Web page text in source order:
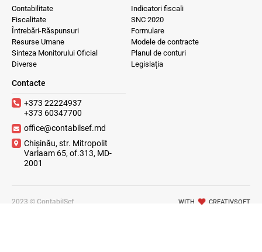
Contabilitate
Fiscalitate
Întrebări-Răspunsuri
Resurse Umane
Sinteza Monitorului Oficial
Diverse
Indicatori fiscali
SNC 2020
Formulare
Modele de contracte
Planul de conturi
Legislația
Contacte
+373 22224937
+373 60347700
office@contabilsef.md
Chișinău, str. Mitropolit
Varlaam 65, of.313, MD-
2001
2023 © ContabilSef WITH CREATIVSOFT